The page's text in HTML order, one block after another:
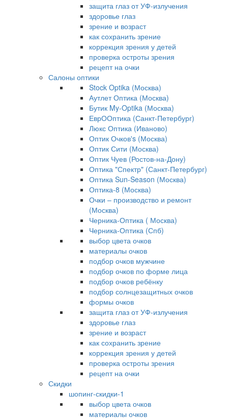
защита глаз от УФ-излучения
здоровье глаз
зрение и возраст
как сохранить зрение
коррекция зрения у детей
проверка остроты зрения
рецепт на очки
Салоны оптики
Stock Optika (Москва)
Аутлет Оптика (Москва)
Бутик My-Optika (Москва)
ЕврООптика (Санкт-Петербург)
Люкс Оптика (Иваново)
Оптик Очков's (Москва)
Оптик Сити (Москва)
Оптик Чуев (Ростов-на-Дону)
Оптика "Спектр" (Санкт-Петербург)
Оптика Sun-Season (Москва)
Оптика-8 (Москва)
Очки – производство и ремонт
(Москва)
Черника-Оптика ( Москва)
Черника-Оптика (Спб)
выбор цвета очков
материалы очков
подбор очков мужчине
подбор очков по форме лица
подбор очков ребёнку
подбор солнцезащитных очков
формы очков
защита глаз от УФ-излучения
здоровье глаз
зрение и возраст
как сохранить зрение
коррекция зрения у детей
проверка остроты зрения
рецепт на очки
Скидки
шопинг-скидки-1
выбор цвета очков
материалы очков